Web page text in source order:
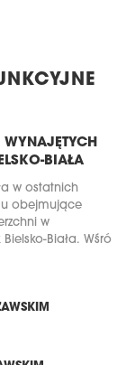
BIAŁA
w ostatnich
obejmujące
w
Biała. Wśró